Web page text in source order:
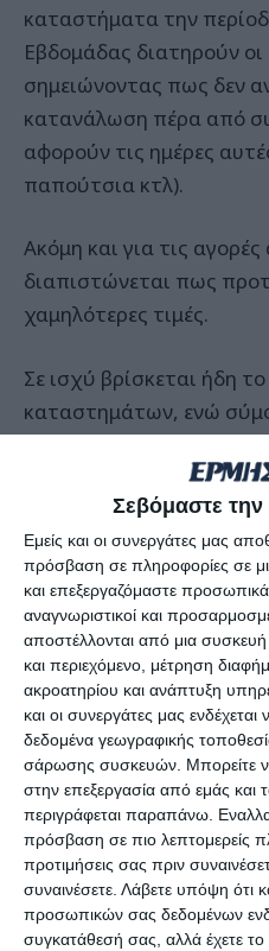
Σεβόμαστε την
Εμείς και οι συνεργάτες μας
πρόσβαση σε πληροφορίες σε
και επεξεργαζόμαστε
αναγνωριστικοί και
αποστέλλονται από μια συσκευή
και περιεχόμενο, μέτρηση
ακροατηρίου και ανάπτυξη
και οι συνεργάτες μας
δεδομένα γεωγραφικής
σάρωσης συσκευών. Μπορείτε να
στην επεξεργασία από εμάς και
περιγράφεται παραπάνω.
πρόσβαση σε πιο λεπτομερείς
προτιμήσεις σας πριν
συναινέσετε. Λάβετε υπόψη ότι
προσωπικών σας δεδομένων
συγκατάθεσή σας, αλλά έχετε το
καταστήματα την
Εβδομάδας διατηρούν
σημειώνοντας πως δεν
κατανάλωση πέρα από
αφορούν τις ημέρες
παπούτσια κτλ).
Ακόμη και για τις
διαπιστώνεται πως
χαμηλότερες τιμές.
Σε ισχύ βρίσκεται ήδη
καταστημάτων, ενώ
Μπουζιάνου, για τη
καθεστώς για το
την ώρα της περιφοράς
Να σημειωθεί τέλος πως
υπήρξαν κάποια
παρά την απόφαση που
Σύλλογος.
Σε ότι αφορά την
καταστημάτων, η
Εμπορικού Συλλόγου με
Νιοτόπουλο θα γίνει
«Υπερασπιζόμαστε την